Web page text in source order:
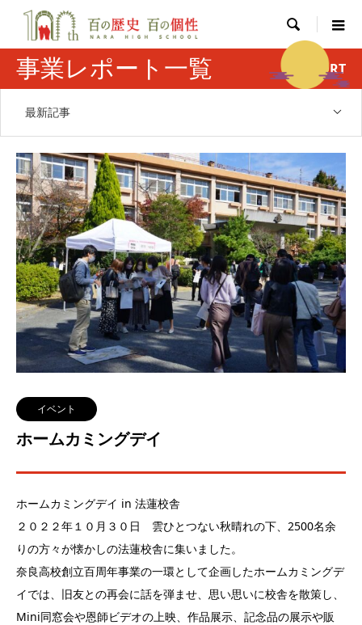

事業レポート一覧 REPORT
最新記事
イベント
ホームカミングデイ
ホームカミングデイ in 法蓮校舎
２０２２年１０月３０日 雲ひとつない秋晴れの下、2500名余
りの方々が懐かしの法蓮校舎に集いました。
奈良高校創立百周年事業の一環として企画したホームカミングデ
イでは、旧友との再会に話を弾ませ、思い思いに校舎を散策し、
Mini同窓会や恩師ビデオの上映、作品展示、記念品の展示や販